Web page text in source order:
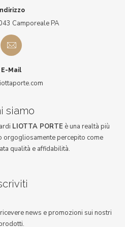
Camporeale PA
E-Mail
siamo
LIOTTA PORTE è una realtà più
orgogliosamente percepito come
qualità e affidabilità.
news e promozioni sui nostri